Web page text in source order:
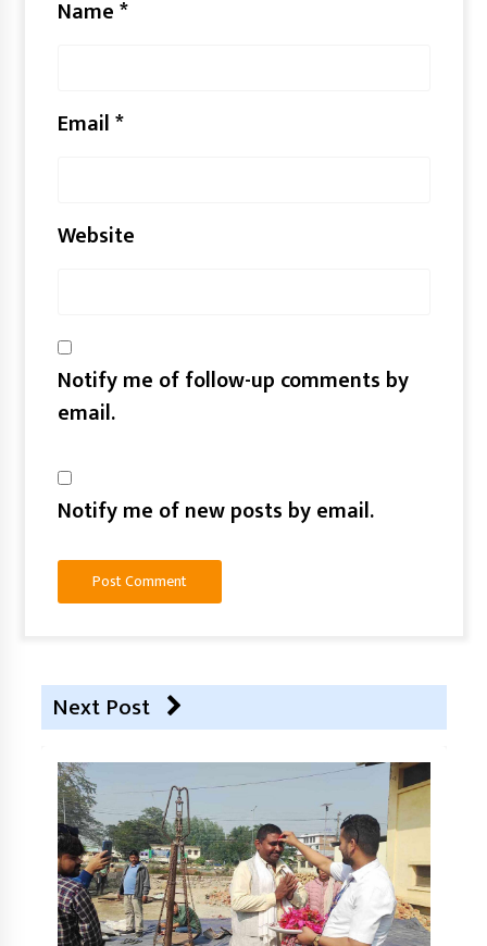
Name*
Email*
Website
Notify me of follow-up comments by
email.
Notify me of new posts by email.
Next Post